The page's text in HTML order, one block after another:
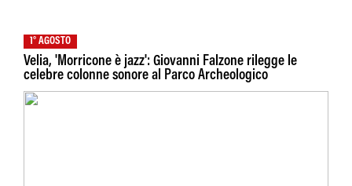
1° AGOSTO
Velia, 'Morricone è jazz': Giovanni Falzone rilegge le
celebre colonne sonore al Parco Archeologico